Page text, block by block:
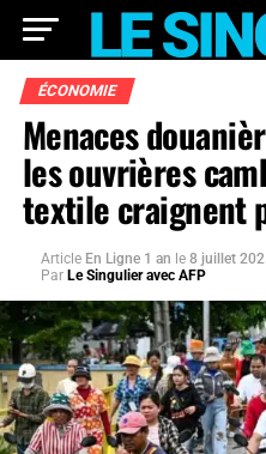
ÉCONOMIE
Menaces
les ouvrières
textile craignent
Article En Ligne 1 an le 8 juillet
Par Le Singulier avec AFP